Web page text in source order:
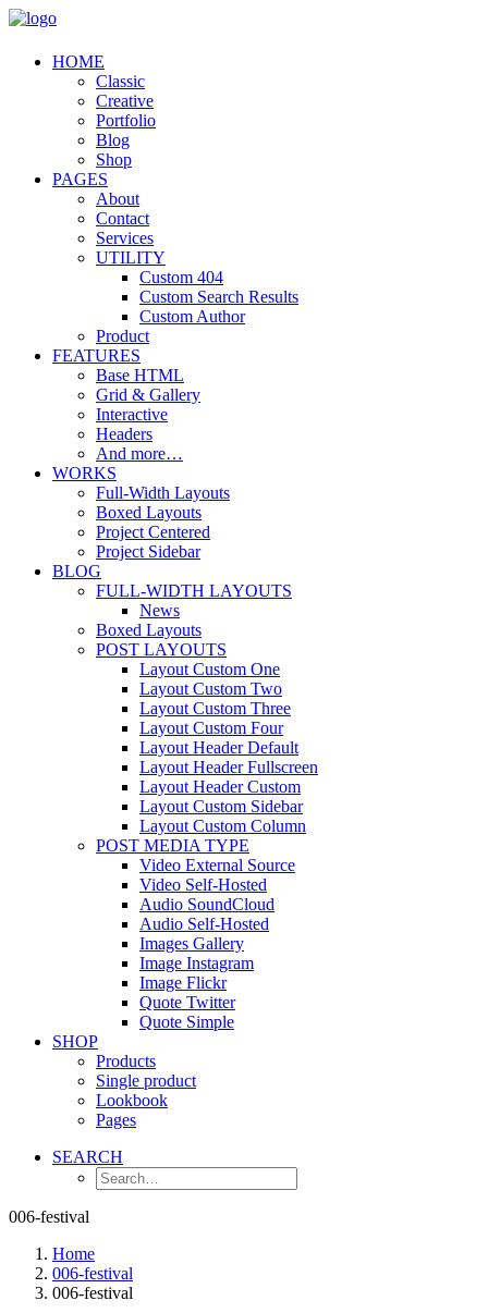
HOME
Classic
Creative
Portfolio
Blog
Shop
PAGES
About
Contact
Services
UTILITY
Custom 404
Custom Search Results
Custom Author
Product
FEATURES
Base HTML
Grid & Gallery
Interactive
Headers
And more…
WORKS
Full-Width Layouts
Boxed Layouts
Project Centered
Project Sidebar
BLOG
FULL-WIDTH LAYOUTS
News
Boxed Layouts
POST LAYOUTS
Layout Custom One
Layout Custom Two
Layout Custom Three
Layout Custom Four
Layout Header Default
Layout Header Fullscreen
Layout Header Custom
Layout Custom Sidebar
Layout Custom Column
POST MEDIA TYPE
Video External Source
Video Self-Hosted
Audio SoundCloud
Audio Self-Hosted
Images Gallery
Image Instagram
Image Flickr
Quote Twitter
Quote Simple
SHOP
Products
Single product
Lookbook
Pages
SEARCH
006-festival
Home
006-festival
006-festival